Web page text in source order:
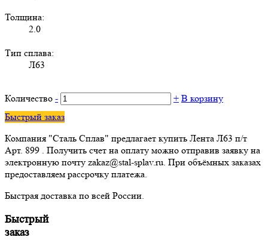
Толщина:
2.0
Тип сплава:
Л63
Количество - + В корзину
Быстрый заказ
Компания "Сталь Сплав" предлагает купить Лента Л63 п/т
Арт. 899 . Получить счет на оплату можно отправив заявку на
электронную почту zakaz@stal-splav.ru. При объёмных заказах
предоставляем рассрочку платежа.
Быстрая доставка по всей России.
Быстрый
заказ